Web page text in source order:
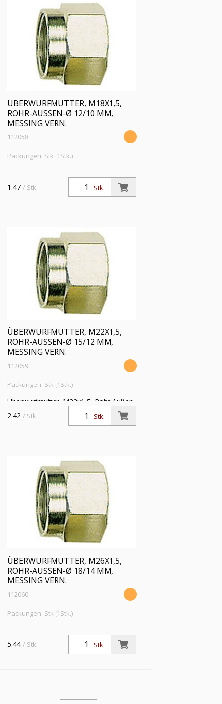
ÜBERWURFMUTTER, M18X1,5,
ROHR-AUSSEN-Ø 12/10 MM, M
ESSING VERN.
112058
Packungen: Stk (1Stk.)
Stk.
1.47 / Stk.
ÜBERWURFMUTTER, M22X1,5,
ROHR-AUSSEN-Ø 15/12 MM, M
ESSING VERN.
112059
Packungen: Stk (1Stk.)
Überwurfmutter, M22x1,5, Rohr-Außen-
Ø 15/12 mm, Betriebsdruck max. 60
bar, Temperatur max 150 °C, Messing
Stk.
2.42 / Stk.
ÜBERWURFMUTTER, M26X1,5,
ROHR-AUSSEN-Ø 18/14 MM, M
ESSING VERN.
112060
Packungen: Stk (1Stk.)
Stk.
5.44 / Stk.